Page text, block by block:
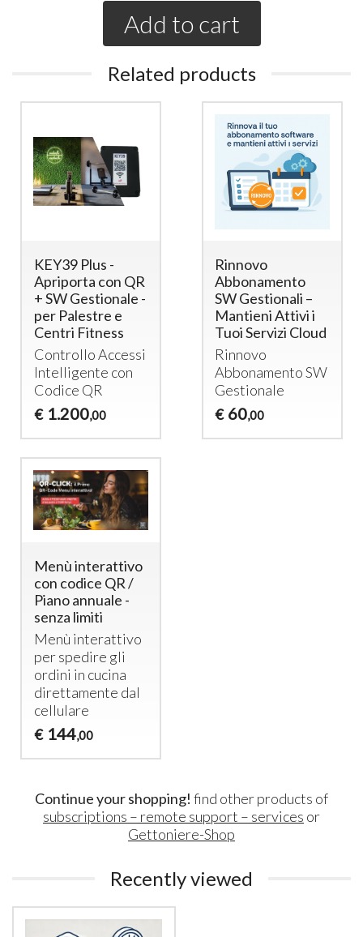
Add to cart
Related products
KEY39 Plus -
Apriporta con QR
+ SW Gestionale -
per Palestre e
Centri Fitness
Controllo Accessi
Intelligente con
Codice QR
€ 1.200,00
Rinnovo
Abbonamento
SW Gestionali –
Mantieni Attivi i
Tuoi Servizi Cloud
Rinnovo
Abbonamento SW
Gestionale
€ 60,00
Menù interattivo
con codice QR /
Piano annuale -
senza limiti
Menù interattivo
per spedire gli
ordini in cucina
direttamente dal
cellulare
€ 144,00
Continue your shopping! find other products of
subscriptions – remote support – services or
Gettoniere-Shop
Recently viewed